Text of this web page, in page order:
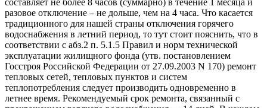
разовое отключение – не дольше, чем на 4 часа. Что касается
традиционного для нашей страны отключения горячего
водоснабжения в летний период, то тут стоит пояснить, что в
соответствии с абз.2 п. 5.1.5 Правил и норм технической
эксплуатации жилищного фонда (утв. постановлением
Госстроя Российской Федерации от 27.09.2003 N 170) ремонт
тепловых сетей, тепловых пунктов и систем
теплопотребления следует производить одновременно в
летнее время. Рекомендуемый срок ремонта, связанный с